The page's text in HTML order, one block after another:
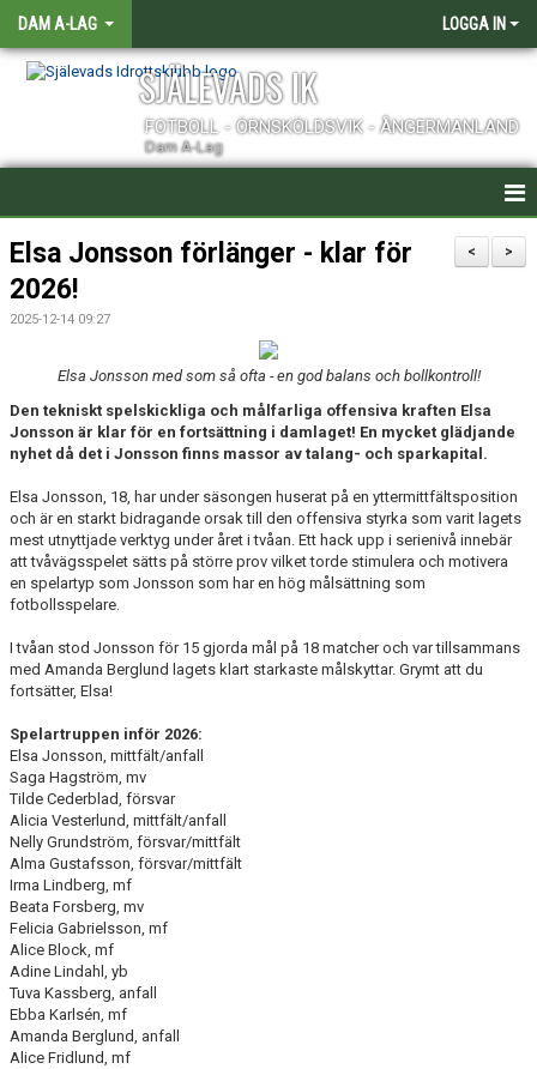
DAM A-LAG LOGGA IN
SJÄLEVADS IK
FOTBOLL - ÖRNSKÖLDSVIK - ÅNGERMANLAND
Dam A-Lag
HEM
NYHETER
KONTAKT
MATCHER
DIVISION 1 NORRA 2026
BILDGALLERI
HISTORIK
DOKUMENT
>
<
Elsa Jonsson förlänger - klar för
2026!
2025-12-14 09:27
Elsa Jonsson med som så ofta - en god balans och bollkontroll!
Den tekniskt spelskickliga och målfarliga offensiva kraften Elsa
Jonsson är klar för en fortsättning i damlaget! En mycket glädjande
nyhet då det i Jonsson finns massor av talang- och sparkapital.
Elsa Jonsson, 18, har under säsongen huserat på en yttermittfältsposition
och är en starkt bidragande orsak till den offensiva styrka som varit lagets
mest utnyttjade verktyg under året i tvåan. Ett hack upp i serienivå innebär
att tvåvägsspelet sätts på större prov vilket torde stimulera och motivera
en spelartyp som Jonsson som har en hög målsättning som
fotbollsspelare.
I tvåan stod Jonsson för 15 gjorda mål på 18 matcher och var tillsammans
med Amanda Berglund lagets klart starkaste målskyttar. Grymt att du
fortsätter, Elsa!
Spelartruppen inför 2026:
Elsa Jonsson, mittfält/anfall
Saga Hagström, mv
Tilde Cederblad, försvar
Alicia Vesterlund, mittfält/anfall
Nelly Grundström, försvar/mittfält
Alma Gustafsson, försvar/mittfält
Irma Lindberg, mf
Beata Forsberg, mv
Felicia Gabrielsson, mf
Alice Block, mf
Adine Lindahl, yb
Tuva Kassberg, anfall
Ebba Karlsén, mf
Amanda Berglund, anfall
Alice Fridlund, mf